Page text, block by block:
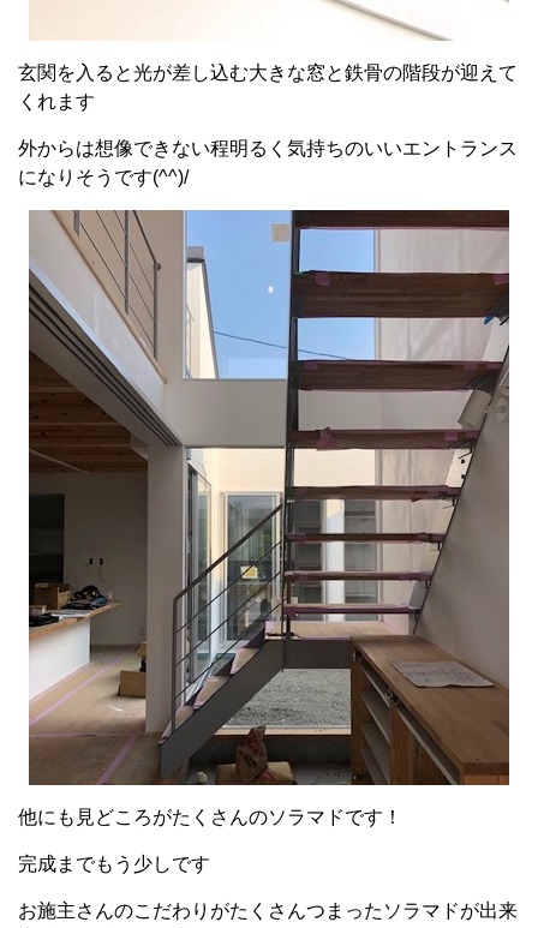
玄関を入ると光が差し込む大きな窓と鉄骨の階段が迎えて
くれます
外からは想像できない程明るく気持ちのいいエントランス
になりそうです(^^)/
他にも見どころがたくさんのソラマドです！
完成までもう少しです
お施主さんのこだわりがたくさんつまったソラマドが出来